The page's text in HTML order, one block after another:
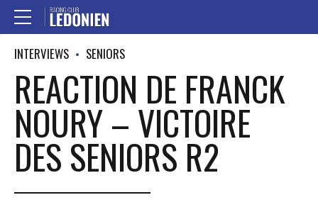
INTERVIEWS SENIORS
REACTION DE FRANCK
NOURY – VICTOIRE
DES SENIORS R2